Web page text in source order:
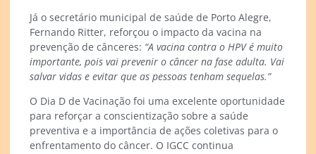
Já o secretário municipal de saúde de Porto Alegre,
Fernando Ritter, reforçou o impacto da vacina na
prevenção de cânceres: “A vacina contra o HPV é muito
importante, pois vai prevenir o câncer na fase adulta. Vai
salvar vidas e evitar que as pessoas tenham sequelas.”
O Dia D de Vacinação foi uma excelente oportunidade
para reforçar a conscientização sobre a saúde
preventiva e a importância de ações coletivas para o
enfrentamento do câncer. O IGCC continua